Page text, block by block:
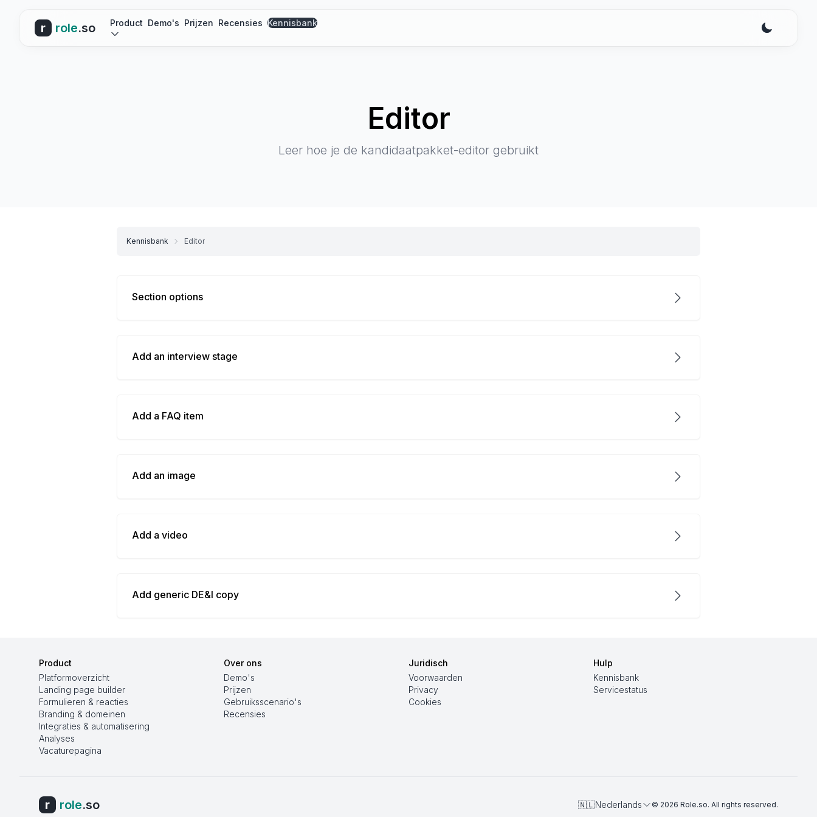
r role.so Product Demo's Prijzen Recensies Kennisbank
Editor
Leer hoe je de kandidaatpakket-editor gebruikt
Kennisbank Editor
Section options
Add an interview stage
Add a FAQ item
Add an image
Add a video
Add generic DE&I copy
Product
Platformoverzicht
Landing page builder
Formulieren & reacties
Branding & domeinen
Integraties & automatisering
Analyses
Vacaturepagina
Over ons
Demo's
Prijzen
Gebruiksscenario's
Recensies
Juridisch
Voorwaarden
Privacy
Cookies
Hulp
Kennisbank
Servicestatus
r role.so 🇳🇱Nederlands © 2026 Role.so. All rights reserved.